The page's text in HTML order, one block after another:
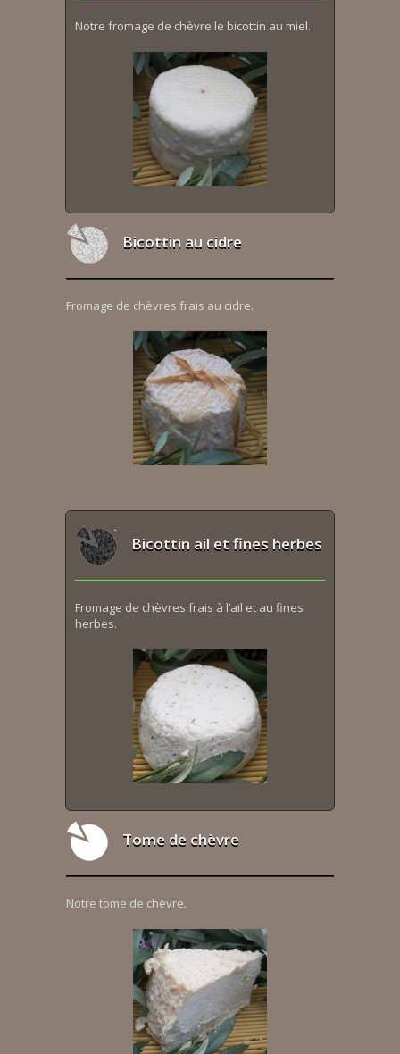
Notre fromage de chèvre le bicottin au miel.
Bicottin au cidre
Fromage de chèvres frais au cidre.
Bicottin ail et fines herbes
Fromage de chèvres frais à l’ail et au fines
herbes.
Tome de chèvre
Notre tome de chèvre.